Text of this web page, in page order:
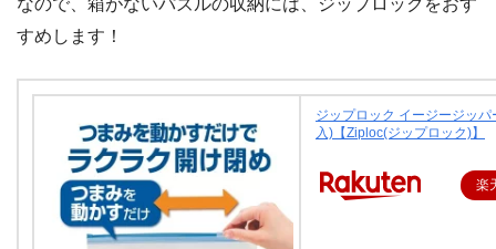
なので、箱がないパズルの収納には、ジップロックをおす
すめします！
ジップロック イージージッパ
入)【Ziploc(ジップロック)】
楽